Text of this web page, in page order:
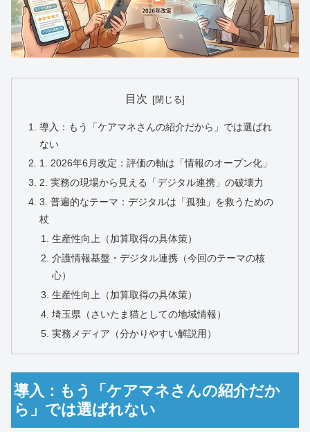
目次
導入：もう「ケアマネさんの紹介だから」では選ばれ
ない
1. 2026年6月改定：評価の軸は「情報のオープン化」
2. 実務の現場から見える「デジタル連携」の破壊力
3. 普遍的なテーマ：デジタルは「孤独」を救うための
杖
生産性向上（加算取得の具体策）
介護情報基盤・デジタル連携（今回のテーマの核
心）
生産性向上（加算取得の具体策）
埼玉県（さいたま猫としての地域情報）
実務メディア（分かりやすい解説用）
導入：もう「ケアマネさんの紹介だか
ら」では選ばれない